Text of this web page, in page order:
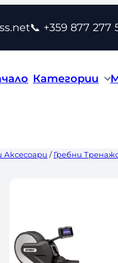
📞 +359 877 277
Категории
/Гребни